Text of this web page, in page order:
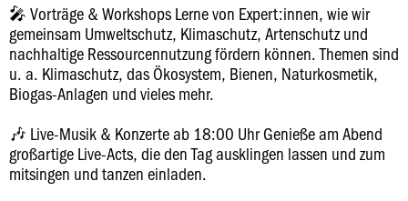
🎤 Vorträge & Workshops Lerne von Expert:innen, wie wir
gemeinsam Umweltschutz, Klimaschutz, Artenschutz und
nachhaltige Ressourcennutzung fördern können. Themen sind
u. a. Klimaschutz, das Ökosystem, Bienen, Naturkosmetik,
Biogas-Anlagen und vieles mehr.
🎶 Live-Musik & Konzerte ab 18:00 Uhr Genieße am Abend
großartige Live-Acts, die den Tag ausklingen lassen und zum
mitsingen und tanzen einladen.